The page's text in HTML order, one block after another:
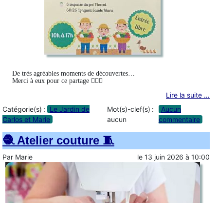
De très agréables moments de découvertes…
Merci à eux pour ce partage 👩‍❤️‍👨
Lire la suite …
Catégorie(s) :
Le Jardin de
Carlos et Marie
Mot(s)-clef(s) :
aucun
Aucun
commentaire
🧶 Atelier couture 🧵
Par Marie le 13 juin 2026 à 10:00